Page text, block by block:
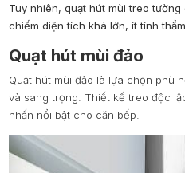
Tuy nhiên, quạt hút mùi treo
chiếm diện tích khá lớn, ít tính
Quạt hút mùi đảo
Quạt hút mùi đảo là lựa chọn phù
và sang trọng. Thiết kế treo độc
nhấn nổi bật cho căn bếp.